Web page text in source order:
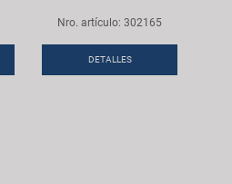
Nro. artículo: 302165
DETALLES